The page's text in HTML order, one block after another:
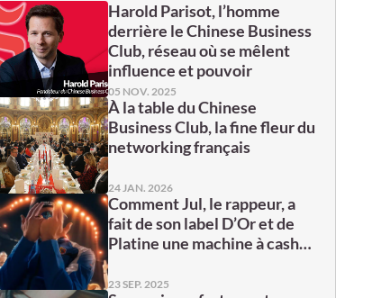
Harold Parisot, l’homme
derrière le Chinese Business
Club, réseau où se mêlent
influence et pouvoir
05 NOV. 2025
À la table du Chinese
Business Club, la fine fleur du
networking français
24 JAN. 2026
Comment Jul, le rappeur, a
fait de son label D’Or et de
Platine une machine à cash…
23 SEP. 2025